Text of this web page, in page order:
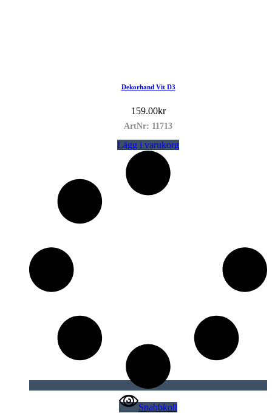
Dekorhand Vit D3
159.00kr
ArtNr: 11713
Lägg i varukorg
Snabbkoll